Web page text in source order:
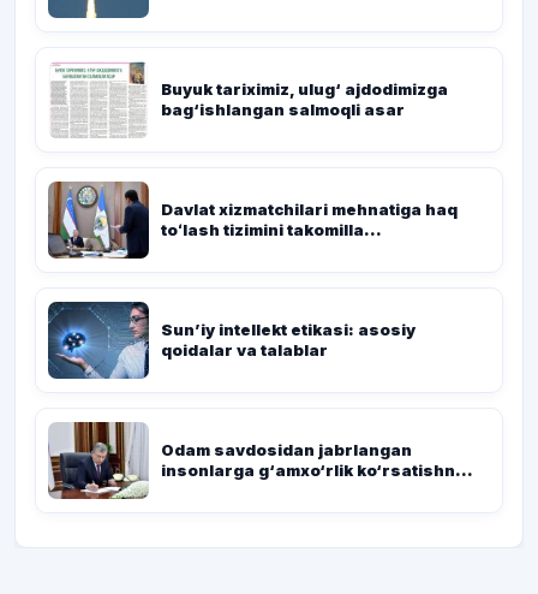
Buyuk tariximiz, ulug‘ ajdodimizga
bag‘ishlangan salmoqli asar
Davlat xizmatchilari mehnatiga haq
toʻlash tizimini takomilla...
Sun’iy intellekt etikasi: asosiy
qoidalar va talablar
Odam savdosidan jabrlangan
insonlarga g‘amxo‘rlik ko‘rsatishn...